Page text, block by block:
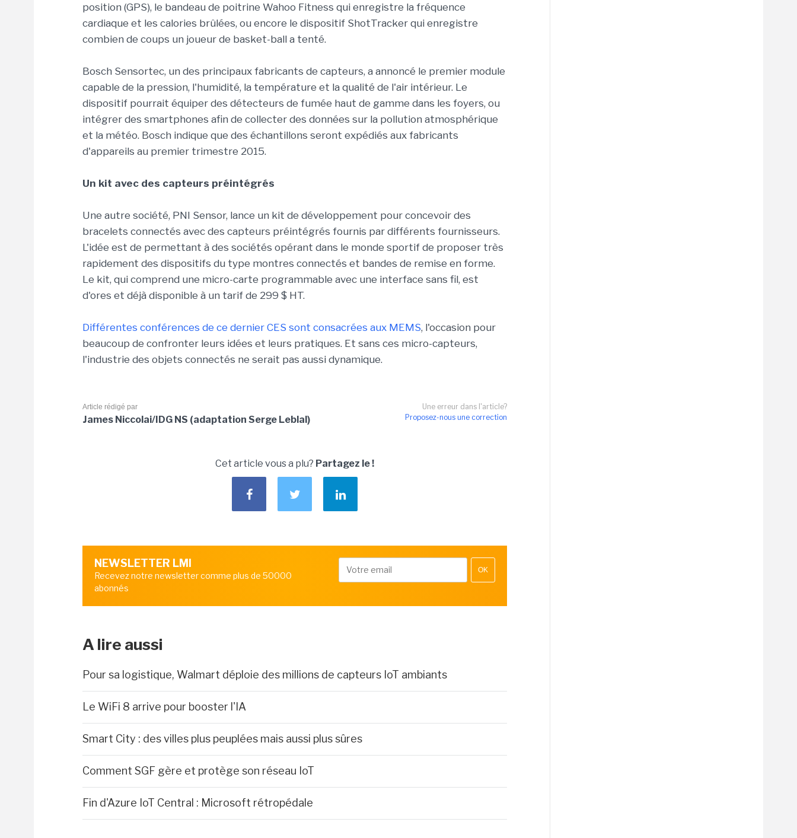
position (GPS), le bandeau de poitrine Wahoo Fitness qui enregistre la fréquence
cardiaque et les calories brûlées, ou encore le dispositif ShotTracker qui enregistre
combien de coups un joueur de basket-ball a tenté.
Bosch Sensortec, un des principaux fabricants de capteurs, a annoncé le premier module
capable de la pression, l'humidité, la température et la qualité de l'air intérieur. Le
dispositif pourrait équiper des détecteurs de fumée haut de gamme dans les foyers, ou
intégrer des smartphones afin de collecter des données sur la pollution atmosphérique
et la météo. Bosch indique que des échantillons seront expédiés aux fabricants
d'appareils au premier trimestre 2015.
Un kit avec des capteurs préintégrés
Une autre société, PNI Sensor, lance un kit de développement pour concevoir des
bracelets connectés avec des capteurs préintégrés fournis par différents fournisseurs.
L'idée est de permettant à des sociétés opérant dans le monde sportif de proposer très
rapidement des dispositifs du type montres connectés et bandes de remise en forme.
Le kit, qui comprend une micro-carte programmable avec une interface sans fil, est
d'ores et déjà disponible à un tarif de 299 $ HT.
Différentes conférences de ce dernier CES sont consacrées aux MEMS, l'occasion pour
beaucoup de confronter leurs idées et leurs pratiques. Et sans ces micro-capteurs,
l'industrie des objets connectés ne serait pas aussi dynamique.
Une erreur dans l'article?
Proposez-nous une correction
Article rédigé par
James Niccolai/IDG NS (adaptation Serge Leblal)
Cet article vous a plu? Partagez le !
NEWSLETTER LMI
Recevez notre newsletter comme plus de 50000
abonnés
OK
A lire aussi
Pour sa logistique, Walmart déploie des millions de capteurs IoT ambiants
Le WiFi 8 arrive pour booster l'IA
Smart City : des villes plus peuplées mais aussi plus sûres
Comment SGF gère et protège son réseau IoT
Fin d'Azure IoT Central : Microsoft rétropédale